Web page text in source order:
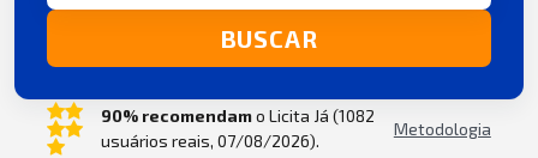
BUSCAR
90% recomendamo Licita Já (1082
usuários reais, 07/08/2026).
Metodologia